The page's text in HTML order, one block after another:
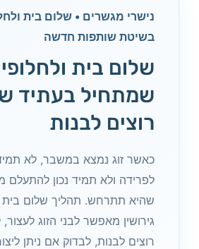
נישרי מגשרים • שלום בית
בשיטת שותפות חדשה
שלום בית
שמתחיל בעתיד
רוצים לבנות
כאשר זוג נמצא במשבר, לא תמיד
לפרידה ולא תמיד נכון
שהיא תתרחש. תהליך שלום בית
גירושין מאפשר לבני הזוג
רוצים לבנות, לבדוק אם ניתן